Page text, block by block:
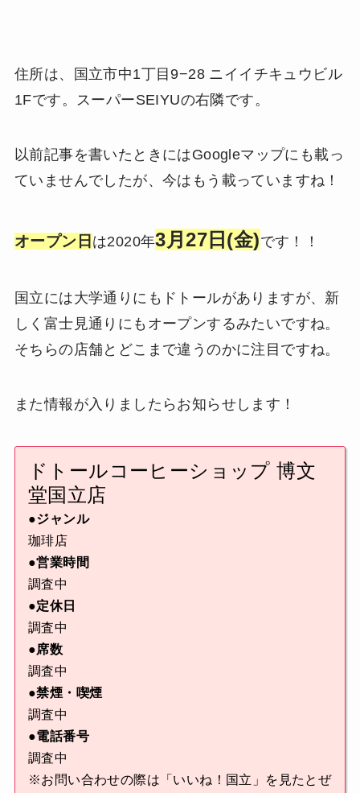
住所は、国立市中1丁目9−28 ニイイチキュウビル
1Fです。スーパーSEIYUの右隣です。
以前記事を書いたときにはGoogleマップにも載っ
ていませんでしたが、今はもう載っていますね！
オープン日 は2020年3月27日(金)です！！
国立には大学通りにもドトールがありますが、新
しく富士見通りにもオープンするみたいですね。
そちらの店舗とどこまで違うのかに注目ですね。
また情報が入りましたらお知らせします！
ドトールコーヒーショップ 博文
堂国立店
●ジャンル
珈琲店
●営業時間
調査中
●定休日
調査中
●席数
調査中
●禁煙・喫煙
調査中
●電話番号
調査中
※お問い合わせの際は「いいね！国立」を見たとぜ